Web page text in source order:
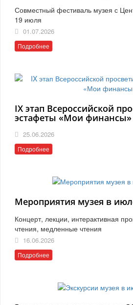
Совместный фестиваль музея с
19 июля
01.07.2026
Подробнее
IX этап Всероссийской
эстафеты «Мои финансы»
25.06.2026
Подробнее
Мероприятия музея в
Концерт, лекции, интерактивная
чтения, медленные чтения
16.06.2026
Подробнее